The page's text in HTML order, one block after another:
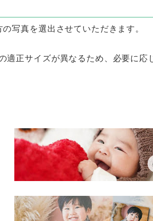
写真を選出させていただきます。
適正サイズが異なるため、必要に応